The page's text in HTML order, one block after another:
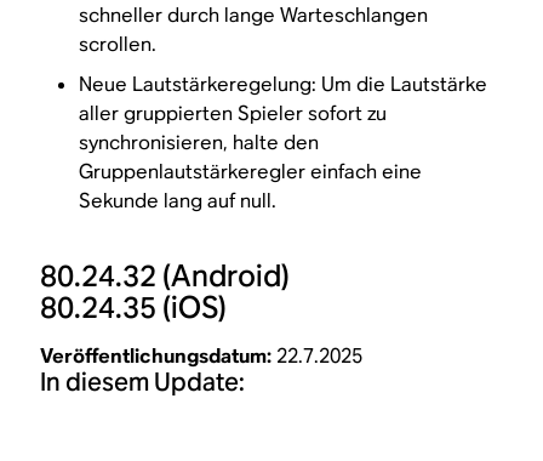
schneller durch lange Warteschlangen
scrollen.
Neue Lautstärkeregelung: Um die Lautstärke
aller gruppierten Spieler sofort zu
synchronisieren, halte den
Gruppenlautstärkeregler einfach eine
Sekunde lang auf null.
80.24.32 (Android)
80.24.35 (iOS)
Veröffentlichungsdatum: 22.7.2025
In diesem Update: